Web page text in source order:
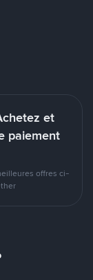
et
paiement
offres ci-